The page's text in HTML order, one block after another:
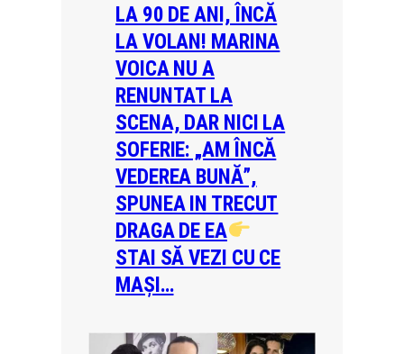
LA 90 DE ANI, ÎNCĂ
LA VOLAN! MARINA
VOICA NU A
RENUNTAT LA
SCENA, DAR NICI LA
SOFERIE: „AM ÎNCĂ
VEDEREA BUNĂ”,
SPUNEA IN TRECUT
DRAGA DE EA
STAI SĂ VEZI CU CE
MAȘI…